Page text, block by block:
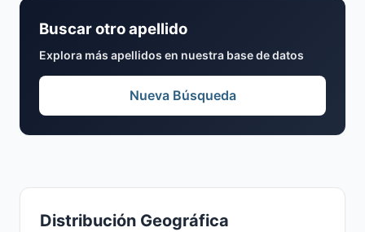
Distribución Geográfica
Buscar otro apellido
Explora más apellidos en nuestra base de datos
Nueva Búsqueda